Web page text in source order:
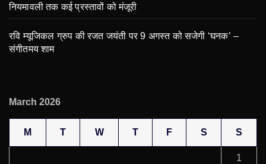
नियमावली तक कई प्रस्तावों को मंजूरी
रवि म्यूजिकल ग्रुप की रजत जयंती पर 9 अगस्त को सजेगी ‘घनक’ –
संगीतमय शाम
March 2026
M T W T F S S
1